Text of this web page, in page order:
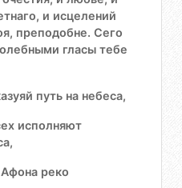
и исцелений
преподобне. Сего
гласы тебе
путь на небеса,
исполняют
реко